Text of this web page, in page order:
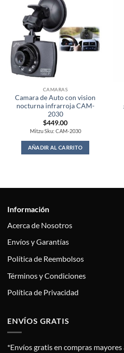
CAMARAS
Camara de Auto con vision
nocturna infrarroja CAM-
2030
$449.00
Mitzu Sku: CAM-2030
AÑADIR AL CARRITO
Información
Acerca de Nosotros
Envíos y Garantías
Política de Reembolsos
Términos y Condiciones
Política de Privacidad
ENVÍOS GRATIS
*Envíos gratis en compras mayores